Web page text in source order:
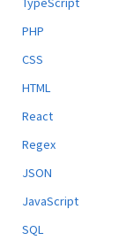
PHP
CSS
HTML
React
Regex
JSON
JavaScript
SQL